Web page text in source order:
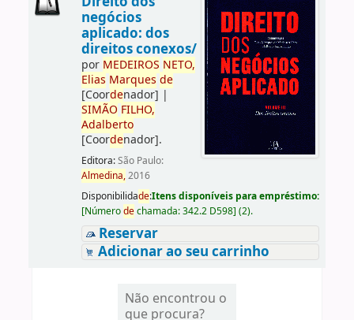
negócios
aplicado: dos
direitos conexos/
por MEDEIROS NETO,
Elias Marques de
[Coordenador] |
SIMÃO FILHO,
Adalberto
[Coordenador].
Editora:São Paulo:
Almedina,2016
Disponibilidade:Itens disponíveis para empréstimo:
[Númerodechamada:342.2 D598] (2).
Reservar
Adicionar ao seu carrinho
Não encontrou o
que procura?